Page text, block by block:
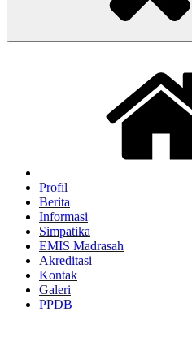
Profil
Berita
Informasi
Simpatika
EMIS Madrasah
Akreditasi
Kontak
Galeri
PPDB